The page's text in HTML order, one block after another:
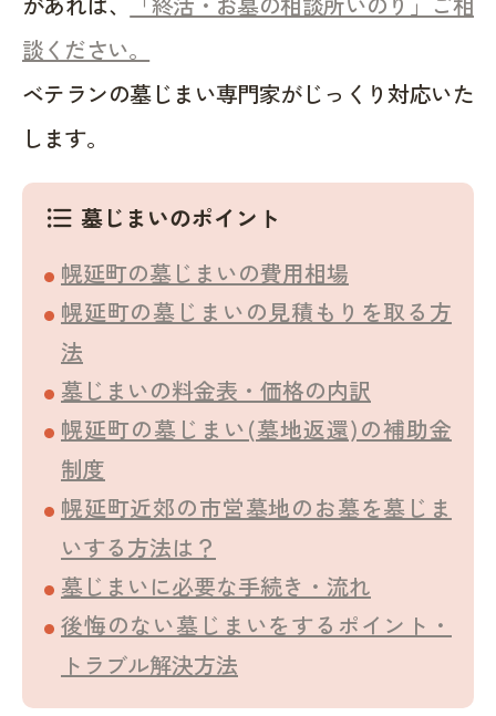
談ください。
ベテランの墓じまい専門家がじっくり対応いた
します。
format_list_bulleted 墓じまいのポイント
幌延町の墓じまいの費用相場
幌延町の墓じまいの見積もりを取る方
法
墓じまいの料金表・価格の内訳
幌延町の墓じまい(墓地返還)の補助金
制度
幌延町近郊の市営墓地のお墓を墓じま
いする方法は？
墓じまいに必要な手続き・流れ
後悔のない墓じまいをするポイント・
トラブル解決方法